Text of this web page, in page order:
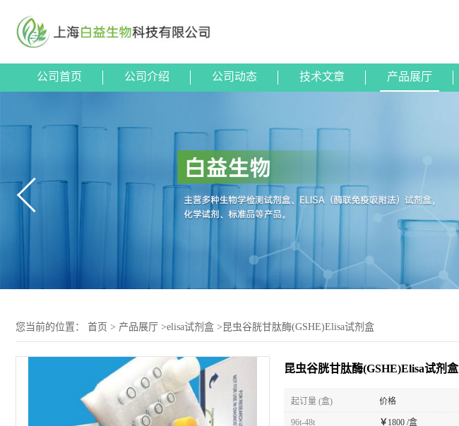
公司首页 公司介绍 公司动态 技术文章 产品展厅
您当前的位置： 首页 > 产品展厅 >elisa试剂盒 > 昆虫谷胱甘肽酶(GSHE)Elisa试剂盒
昆虫谷胱甘肽酶(GSHE)Elisa试剂盒
起订量 (盒) 价格
96t-48t ￥ 1800 /盒